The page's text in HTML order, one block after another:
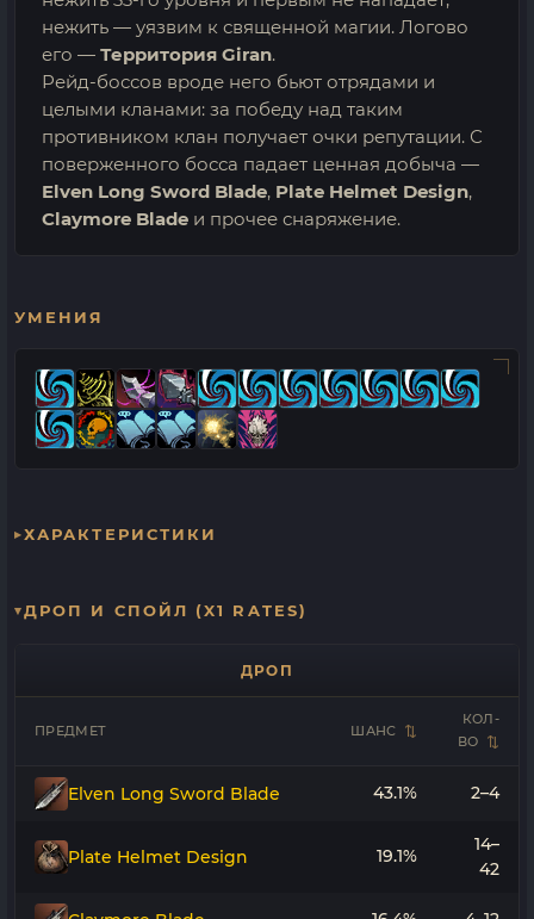
нежить — уязвим к священной магии. Логово
его — Территория Giran.
Рейд-боссов вроде него бьют отрядами и
целыми кланами: за победу над таким
противником клан получает очки репутации. С
поверженного босса падает ценная добыча —
Elven Long Sword Blade, Plate Helmet Design,
Claymore Blade и прочее снаряжение.
УМЕНИЯ
ХАРАКТЕРИСТИКИ
ДРОП И СПОЙЛ (X1 RATES)
ДРОП
ПРЕДМЕТ ШАНС
КОЛ-
ВО
Elven Long Sword Blade 43.1% 2–4
Plate Helmet Design 19.1%
14–
42